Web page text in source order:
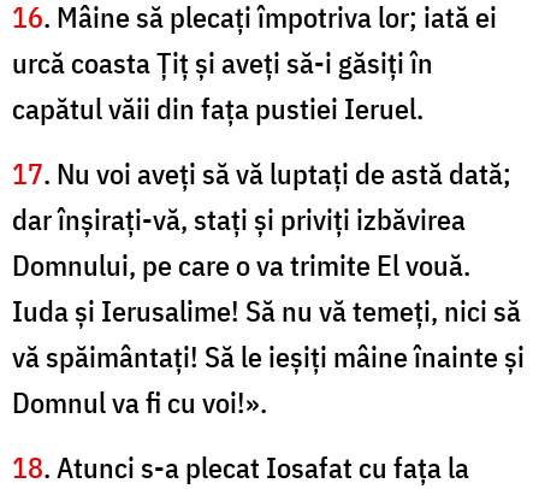
16. Mâine să plecaţi împotriva lor; iată ei
urcă coasta Țiţ şi aveţi să-i găsiţi în
capătul văii din faţa pustiei Ieruel.
17. Nu voi aveţi să vă luptaţi de astă dată;
dar înşiraţi-vă, staţi şi priviţi izbăvirea
Domnului, pe care o va trimite El vouă.
Iuda şi Ierusalime! Să nu vă temeţi, nici să
vă spăimântaţi! Să le ieşiţi mâine înainte şi
Domnul va fi cu voi!».
18. Atunci s-a plecat Iosafat cu faţa la